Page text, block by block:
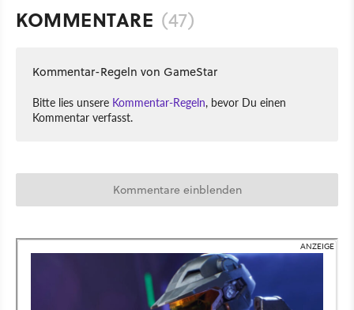
KOMMENTARE (47)
Kommentar-Regeln von GameStar
Bitte lies unsere Kommentar-Regeln, bevor Du einen
Kommentar verfasst.
Kommentare einblenden